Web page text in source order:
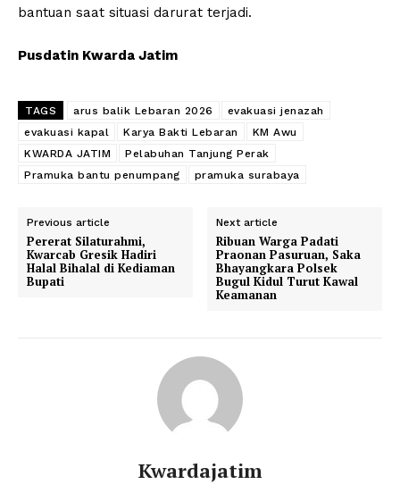
bantuan saat situasi darurat terjadi.
Pusdatin Kwarda Jatim
TAGS arus balik Lebaran 2026
evakuasi jenazah
evakuasi kapal
Karya Bakti Lebaran
KM Awu
KWARDA JATIM
Pelabuhan Tanjung Perak
Pramuka bantu penumpang
pramuka surabaya
Previous article
Pererat Silaturahmi,
Kwarcab Gresik Hadiri
Halal Bihalal di Kediaman
Bupati
Next article
Ribuan Warga Padati
Praonan Pasuruan, Saka
Bhayangkara Polsek
Bugul Kidul Turut Kawal
Keamanan
Kwardajatim